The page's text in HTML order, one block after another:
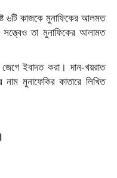
৬টি কাজকে মুনাফিকের আলমত
তা মুনাফিকের আলামত
ইবাদত করা। দান-খয়রাত
মুনাফেকির কাতারে লিখিত